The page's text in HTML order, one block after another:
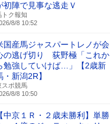
初陣で見事な逃走Ｖ
トク報知
8/8 10:52
国産馬ジャスパートレノが会
の逃げ切り 荻野極「これか
勉強していけば…」【2歳新
・新潟2R】
スポ競馬
8/8 10:50
【中京１Ｒ・２歳未勝利】単勝